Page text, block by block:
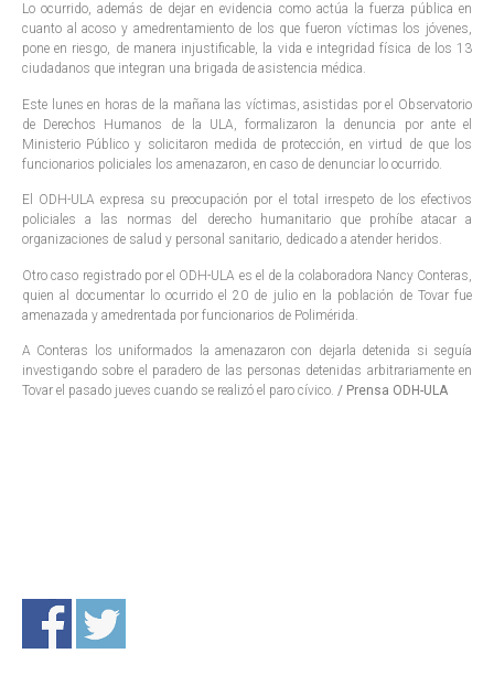
Lo ocurrido, además de dejar en evidencia como actúa la fuerza pública en
cuanto al acoso y amedrentamiento de los que fueron víctimas los jóvenes,
pone en riesgo, de manera injustificable, la vida e integridad física de los 13
ciudadanos que integran una brigada de asistencia médica.
Este lunes en horas de la mañana las víctimas, asistidas por el Observatorio
de Derechos Humanos de la ULA, formalizaron la denuncia por ante el
Ministerio Público y solicitaron medida de protección, en virtud de que los
funcionarios policiales los amenazaron, en caso de denunciar lo ocurrido.
El ODH-ULA expresa su preocupación por el total irrespeto de los efectivos
policiales a las normas del derecho humanitario que prohíbe atacar a
organizaciones de salud y personal sanitario, dedicado a atender heridos.
Otro caso registrado por el ODH-ULA es el de la colaboradora Nancy Conteras,
quien al documentar lo ocurrido el 20 de julio en la población de Tovar fue
amenazada y amedrentada por funcionarios de Polimérida.
A Conteras los uniformados la amenazaron con dejarla detenida si seguía
investigando sobre el paradero de las personas detenidas arbitrariamente en
Tovar el pasado jueves cuando se realizó el paro cívico. / Prensa ODH-ULA